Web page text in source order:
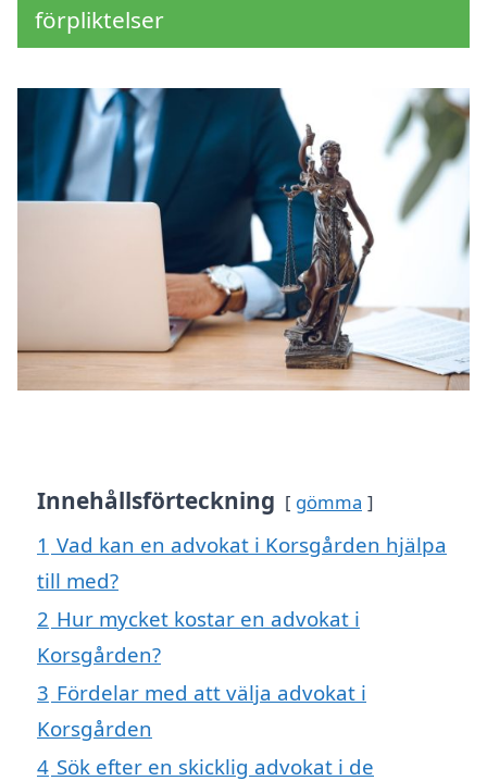
förpliktelser
Innehållsförteckning gömma
1 Vad kan en advokat i Korsgården hjälpa
till med?
2 Hur mycket kostar en advokat i
Korsgården?
3 Fördelar med att välja advokat i
Korsgården
4 Sök efter en skicklig advokat i de